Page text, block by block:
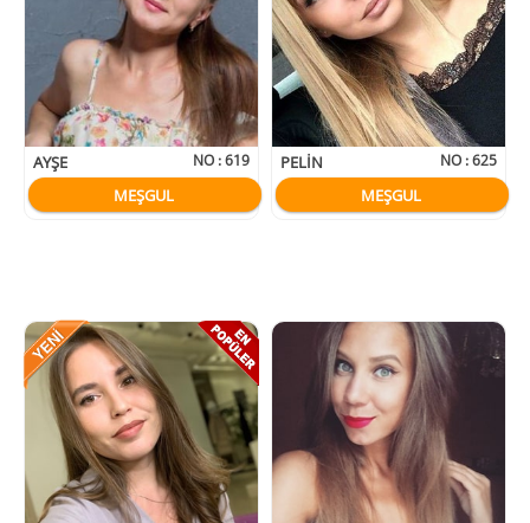
AYŞE NO :619
MEŞGUL
PELIN NO :625
MEŞGUL